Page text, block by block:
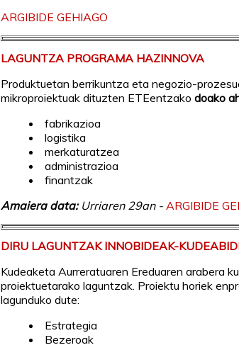
ARGIBIDE GEHIAGO
LAGUNTZA PROGRAMA HAZINNOVA
Produktuetan berrikuntza eta negozio-
mikroproiektuak dituzten ETEentzako doako
fabrikazioa
logistika
merkaturatzea
administrazioa
finantzak
Amaiera data: Urriaren 29an - ARGIBIDE
DIRU LAGUNTZAK INNOBIDEAK-
Kudeaketa Aurreratuaren Ereduaren arabera
proiektuetarako laguntzak. Proiektu horiek
lagunduko dute:
Estrategia
Bezeroak